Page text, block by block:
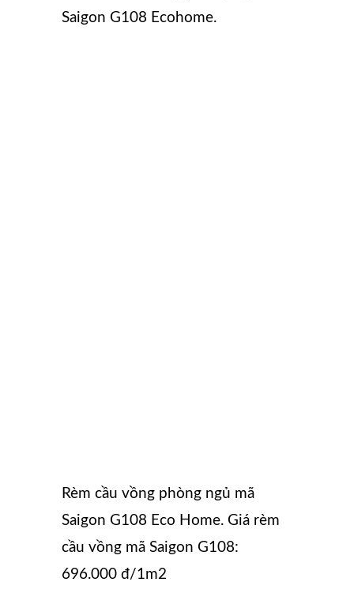
Saigon G108 Ecohome.
Rèm cầu vồng phòng ngủ mã
Saigon G108 Eco Home. Giá rèm
cầu vồng mã Saigon G108:
696.000 đ/1m2